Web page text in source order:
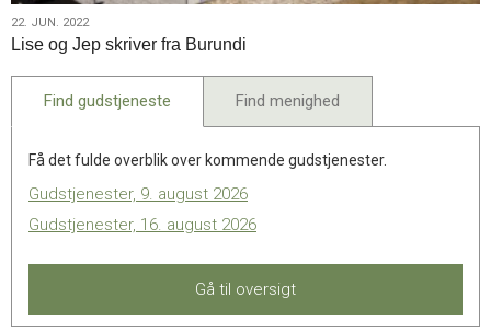
22.
jun.
2022
22. JUN. 2022
Lise og Jep skriver fra Burundi
Find gudstjeneste Find menighed
Få det fulde overblik over kommende gudstjenester.
Gudstjenester, 9. august 2026
Gudstjenester, 16. august 2026
Gå til oversigt